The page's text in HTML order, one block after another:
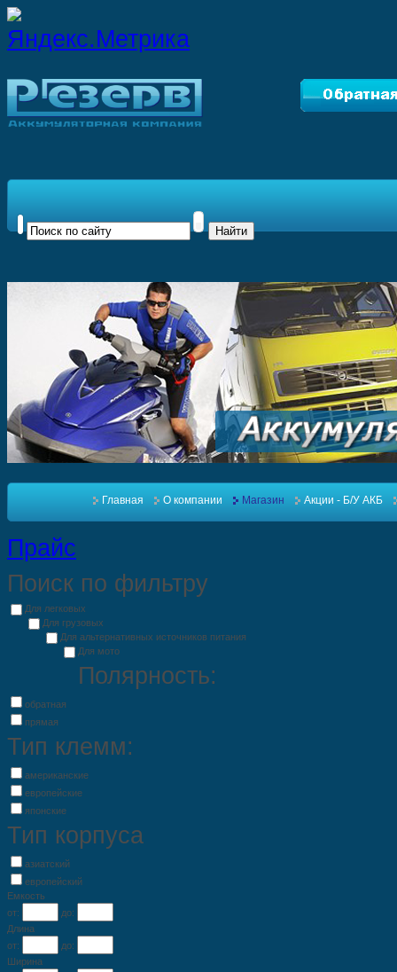
Главная О компании Магазин Акции - Б/У АКБ
Прайс
Поиск по фильтру
Для легковых
Для грузовых
Для альтернативных источников питания
Для мото
Полярность:
обратная
прямая
Тип клемм:
американские
европейские
японские
Тип корпуса
азиатский
европейский
Емкость
от:
до:
Длина
от:
до:
Ширина